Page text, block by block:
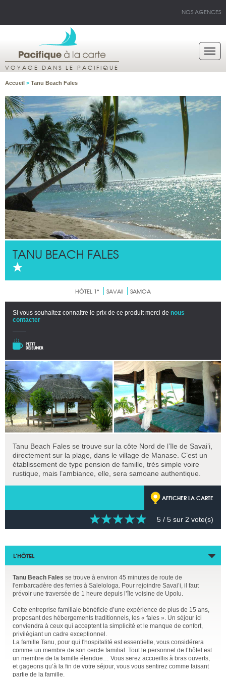
NOS AGENCES
VOYAGE DANS LE PACIFIQUE
Accueil > Tanu Beach Fales
TANU BEACH FALES
HÔTEL 1* SAVAII SAMOA
Si vous souhaitez connaitre le prix de ce produit merci de nous
contacter
Tanu Beach Fales se trouve sur la côte Nord de l’île de Savai’i,
directement sur la plage, dans le village de Manase. C’est un
établissement de type pension de famille, très simple voire
rustique, mais l’ambiance, elle, sera samoane authentique.
AFFICHER LA CARTE
5 / 5 sur 2 vote(s)
L’HÔTEL
Tanu Beach Fales se trouve à environ 45 minutes de route de
l'embarcadère des ferries à Salelologa. Pour rejoindre Savai’i, il faut
prévoir une traversée de 1 heure depuis l’île voisine de Upolu.
Cette entreprise familiale bénéficie d’une expérience de plus de 15 ans,
proposant des hébergements traditionnels, les « fales ». Un séjour ici
conviendra à ceux qui acceptent la simplicité et le manque de confort,
privilégiant un cadre exceptionnel.
La famille Tanu, pour qui l'hospitalité est essentielle, vous considérera
comme un membre de son cercle familial. Tout le personnel de l’hôtel est
un membre de la famille étendue… Vous serez accueillis à bras ouverts,
et gageons qu’à la fin de votre séjour, vous vous sentirez comme faisant
partie de la famille.